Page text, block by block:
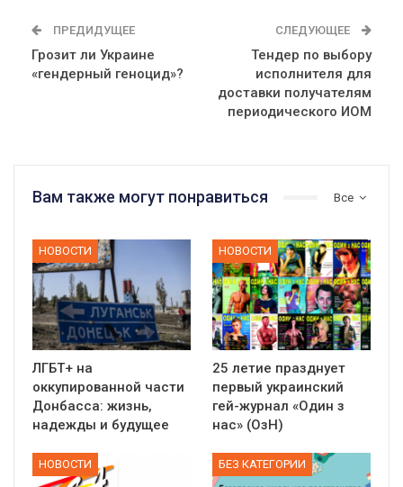
ПРЕДИДУЩЕЕ
Грозит ли Украине
«гендерный геноцид»?
СЛЕДУЮЩЕЕ
Тендер по выбору
исполнителя для
доставки получателям
периодического ИОМ
Все
Вам также могут понравиться
НОВОСТИ
ЛГБТ+ на
оккупированной части
Донбасса: жизнь,
надежды и будущее
НОВОСТИ
25 летие празднует
первый украинский
гей-журнал «Один з
нас» (ОзН)
НОВОСТИ БЕЗ КАТЕГОРИИ